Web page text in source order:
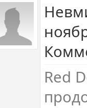
Red